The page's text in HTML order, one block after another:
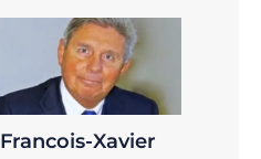
Francois-Xavier